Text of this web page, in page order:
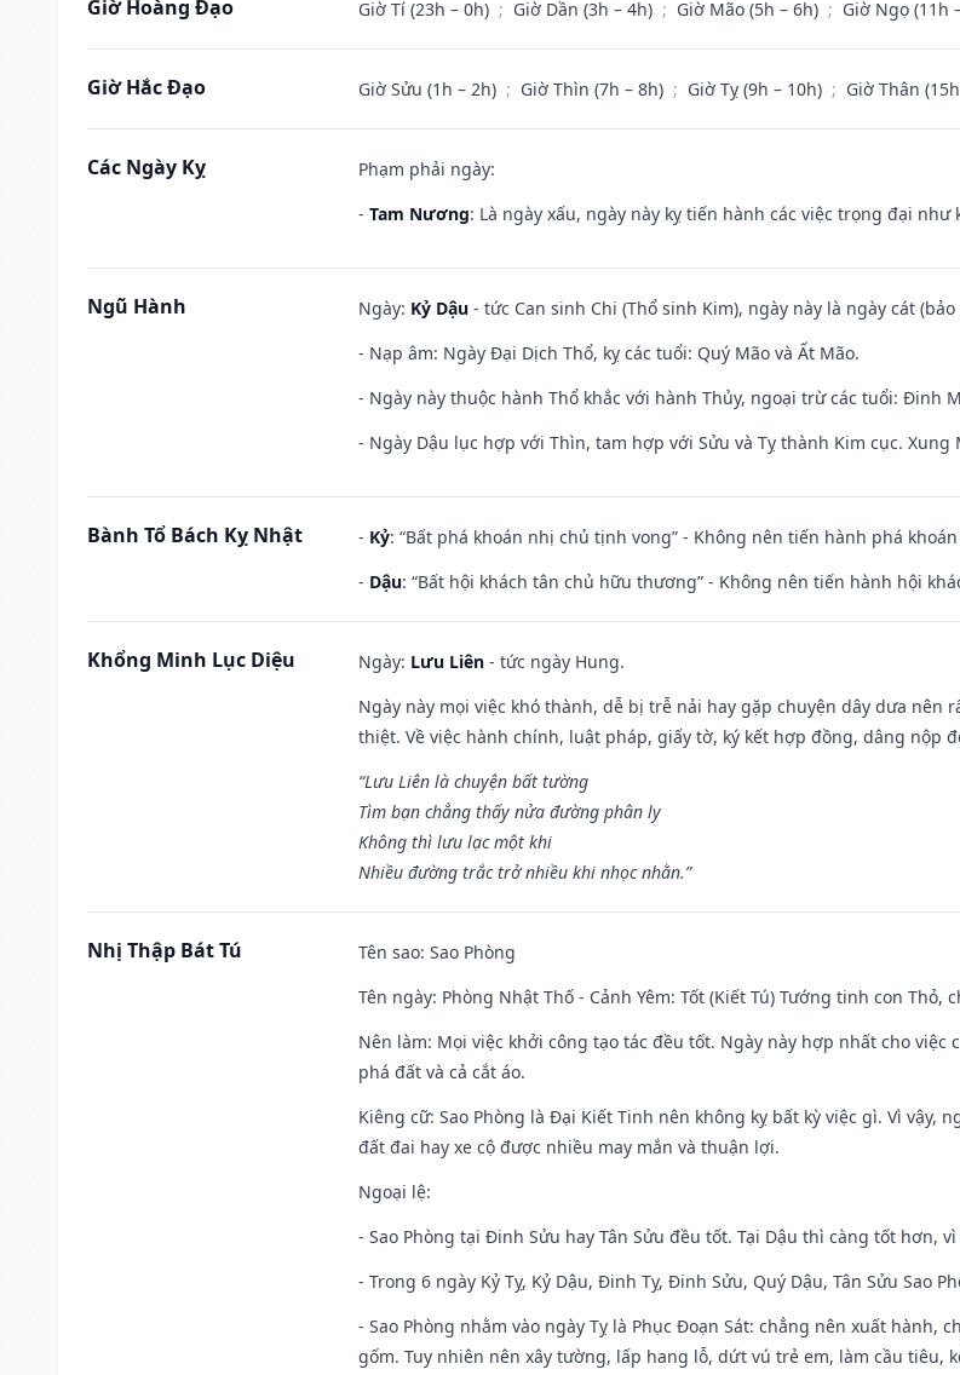
Giờ Hoàng Đạo Giờ Tí (23h – 0h) ; Giờ Dần (3h – 4h) ; Giờ Mão (5h – 6h) ; Giờ Ngọ (11h
Giờ Hắc Đạo Giờ Sửu (1h – 2h) ; Giờ Thìn (7h – 8h) ; Giờ Tỵ (9h – 10h) ; Giờ Thân
Các Ngày Kỵ
Phạm phải ngày:
- Tam Nương: Là ngày xấu, ngày này kỵ tiến hành các việc trọng đại
Ngũ Hành Ngày: Kỷ Dậu - tức Can sinh Chi (Thổ sinh Kim), ngày này là ngày cát (bảo
- Nạp âm: Ngày Đại Dịch Thổ, kỵ các tuổi: Quý Mão và Ất Mão.
- Ngày này thuộc hành Thổ khắc với hành Thủy, ngoại trừ các tuổi: Đinh
- Ngày Dậu lục hợp với Thìn, tam hợp với Sửu và Tỵ thành Kim cục. Xung
Bành Tổ Bách Kỵ Nhật - Kỷ: “Bất phá khoán nhị chủ tịnh vong” - Không nên tiến hành phá
- Dậu: “Bất hội khách tân chủ hữu thương” - Không nên tiến hành hội
Khổng Minh Lục Diệu Ngày: Lưu Liên - tức ngày Hung.
Ngày này mọi việc khó thành, dễ bị trễ nải hay gặp chuyện dây dưa
thiệt. Về việc hành chính, luật pháp, giấy tờ, ký kết hợp đồng, dâng nộp
“Lưu Liên là chuyện bất tường
Tìm bạn chẳng thấy nửa đường phân ly
Không thì lưu lạc một khi
Nhiều đường trắc trở nhiều khi nhọc nhằn.”
Nhị Thập Bát Tú Tên sao: Sao Phòng
Tên ngày: Phòng Nhật Thố - Cảnh Yêm: Tốt (Kiết Tú) Tướng tinh con Thỏ,
Nên làm: Mọi việc khởi công tạo tác đều tốt. Ngày này hợp nhất cho
phá đất và cả cắt áo.
Kiêng cữ: Sao Phòng là Đại Kiết Tinh nên không kỵ bất kỳ việc gì. Vì
đất đai hay xe cộ được nhiều may mắn và thuận lợi.
Ngoại lệ:
- Sao Phòng tại Đinh Sửu hay Tân Sửu đều tốt. Tại Dậu thì càng tốt hơn,
- Trong 6 ngày Kỷ Tỵ, Kỷ Dậu, Đinh Tỵ, Đinh Sửu, Quý Dậu, Tân Sửu Sao
- Sao Phòng nhằm vào ngày Tỵ là Phục Đoạn Sát: chẳng nên xuất
gốm. Tuy nhiên nên xây tường, lấp hang lỗ, dứt vú trẻ em, làm cầu tiêu,